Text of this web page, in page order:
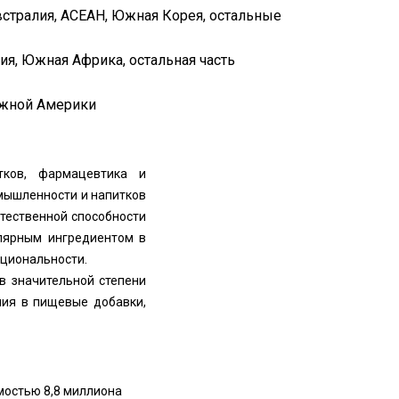
АСЕАН, Южная Корея, остальные
Южная Африка, остальная часть
Америки
фармацевтика и
и напитков
способности
ингредиентом в
степени
в пищевые добавки,
8,8 миллиона